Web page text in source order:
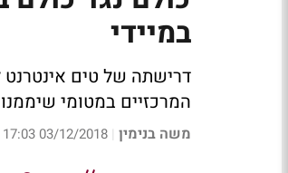
במיידי
דרישתה של טים
המרכזיים במטומי
משה בנימין |
03/12/2018 17:03